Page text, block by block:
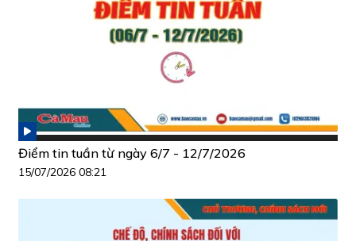
Điểm tin tuần từ ngày 6/7 - 12/7/2026
15/07/2026 08:21